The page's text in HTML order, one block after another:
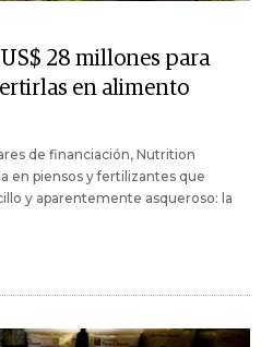
28 millones para
en alimento
de financiación, Nutrition
en piensos y fertilizantes que
y aparentemente asqueroso: la